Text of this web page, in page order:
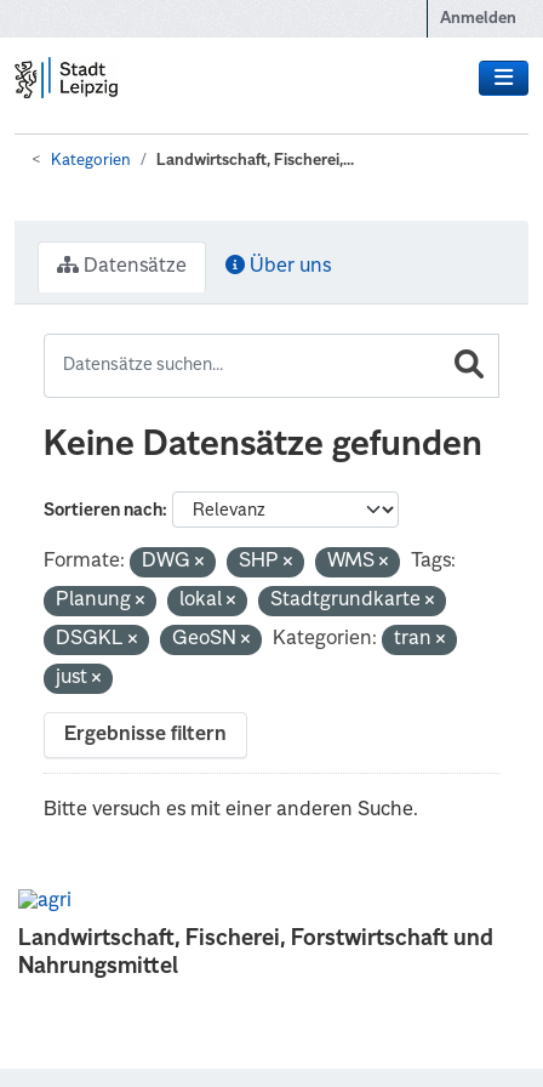
Anmelden
Kategorien Landwirtschaft, Fischerei,...
Landwirtschaft, Fischerei, Forstwirtschaft und
Nahrungsmittel
Datensätze Über uns
Keine Datensätze gefunden
Sortieren nach
Formate: DWG SHP WMS
Tags:
Planung
lokal
Stadtgrundkarte
DSGKL
GeoSN Kategorien:
tran
just
Ergebnisse filtern
Bitte versuch es mit einer anderen Suche.